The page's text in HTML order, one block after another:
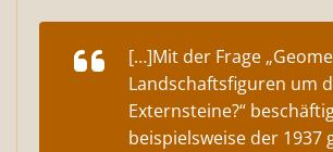
[…]Mit der Frage
Landschaftsfiguren um
Externsteine?“
beispielsweise der 1937